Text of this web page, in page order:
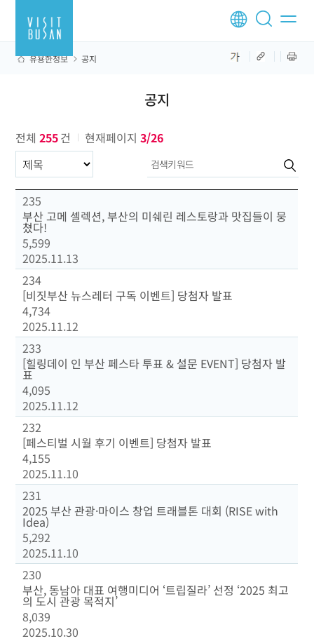
유용한정보 공지
공지
전체255건 현재페이지3/26
구분항목
235
부산 고메 셀렉션, 부산의 미쉐린 레스토랑과 맛집들이 뭉
쳤다!
5,599
2025.11.13
234
[비짓부산 뉴스레터 구독 이벤트] 당첨자 발표
4,734
2025.11.12
233
[힐링데이 인 부산 페스타 투표 & 설문 EVENT] 당첨자 발
표
4,095
2025.11.12
232
[페스티벌 시월 후기 이벤트] 당첨자 발표
4,155
2025.11.10
231
2025 부산 관광·마이스 창업 트래블톤 대회 (RISE with
Idea)
5,292
2025.11.10
230
부산, 동남아 대표 여행미디어 ‘트립질라’ 선정 ‘2025 최고
의 도시 관광 목적지’
8,039
2025.10.30